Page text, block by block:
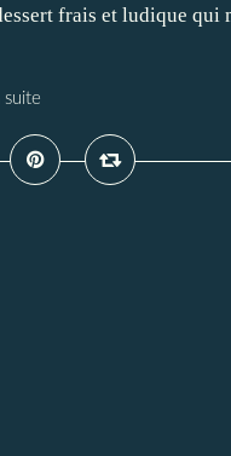
frais et ludique qui
suite